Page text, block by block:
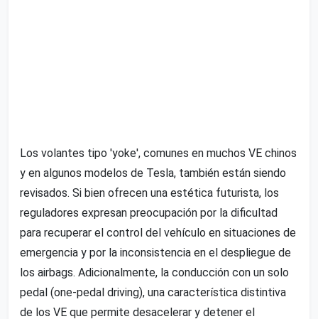
Los volantes tipo 'yoke', comunes en muchos VE chinos
y en algunos modelos de Tesla, también están siendo
revisados. Si bien ofrecen una estética futurista, los
reguladores expresan preocupación por la dificultad
para recuperar el control del vehículo en situaciones de
emergencia y por la inconsistencia en el despliegue de
los airbags. Adicionalmente, la conducción con un solo
pedal (one-pedal driving), una característica distintiva
de los VE que permite desacelerar y detener el